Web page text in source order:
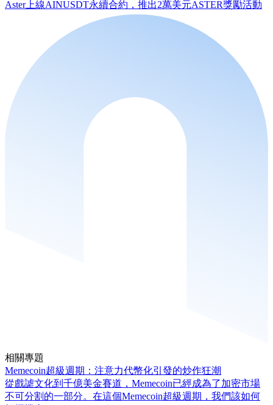
Aster上線AINUSDT永續合約，推出2萬美元ASTER獎勵活動
相關專題
Memecoin超級週期：注意力代幣化引發的炒作狂潮
從戲謔文化到千億美金賽道，Memecoin已經成為了加密市場
不可分割的一部分。在這個Memecoin超級週期，我們該如何